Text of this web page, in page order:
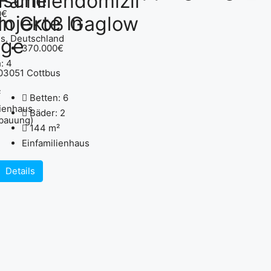
In
Deutschland
4
Groß Gaglow
370.000€
Cottbus
Betten: 6
Bäder: 2
144 m²
Einfamilienhaus
Details